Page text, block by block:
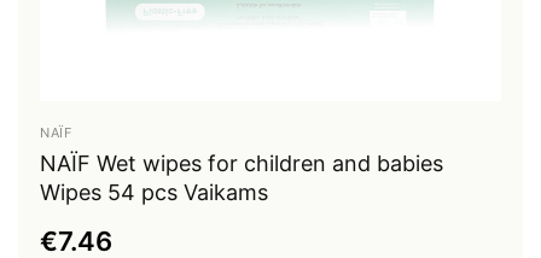
NAÏF
NAÏF Wet wipes for children and babies
Wipes 54 pcs Vaikams
€7.46